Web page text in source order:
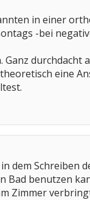
in einer
-bei
eine
dem
Bad benutzen
Zimmer